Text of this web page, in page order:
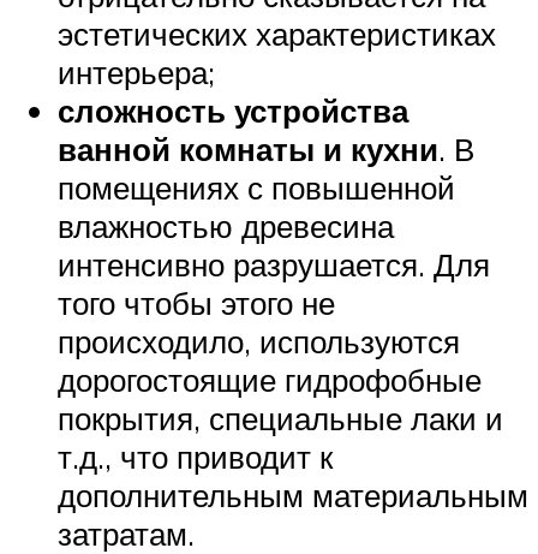
эстетических характеристиках
интерьера;
сложность устройства
ванной комнаты и кухни. В
помещениях с повышенной
влажностью древесина
интенсивно разрушается. Для
того чтобы этого не
происходило, используются
дорогостоящие гидрофобные
покрытия, специальные лаки и
т.д., что приводит к
дополнительным материальным
затратам.